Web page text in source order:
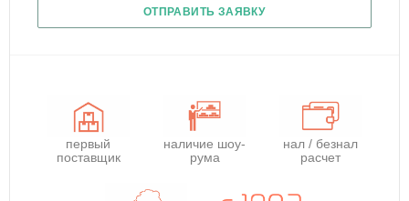
ОТПРАВИТЬ ЗАЯВКУ
первый
поставщик
наличие шоу-
рума
нал / безнал
расчет